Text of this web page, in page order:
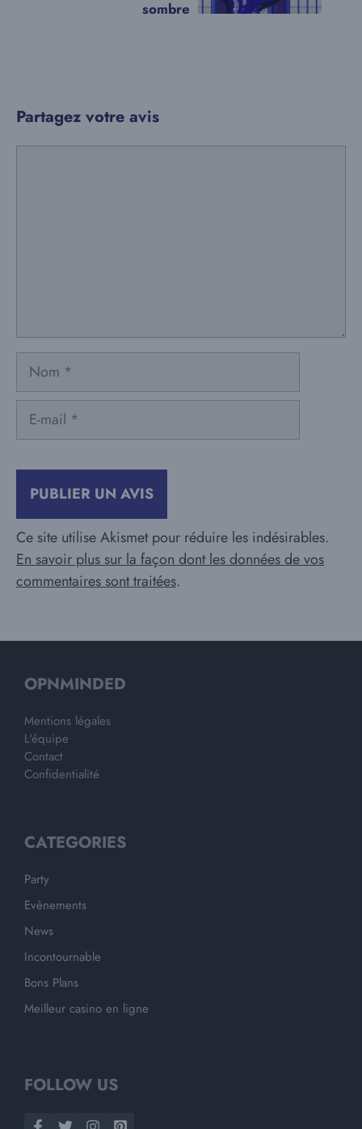
sombre
Partagez votre avis
Nom
mail
Ce site utilise Akismet pour réduire les indésirables.
En savoir plus sur la façon dont les données de vos
commentaires sont traitées.
OPNMINDED
Mentions légales
L'équipe
Contact
Confidentialité
CATEGORIES
Party
Evènements
News
Incontournable
Bons Plans
Meilleur casino en ligne
FOLLOW US